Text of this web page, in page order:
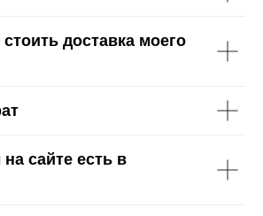
доставка моего
сайте есть в